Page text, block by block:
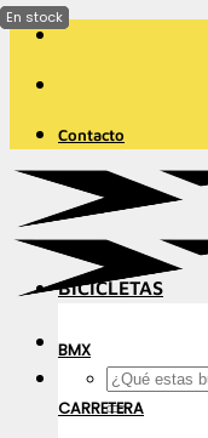
Saltar
contenido
Contacto
Buscar
por:
BICICLETAS
BMX
CARRETERA